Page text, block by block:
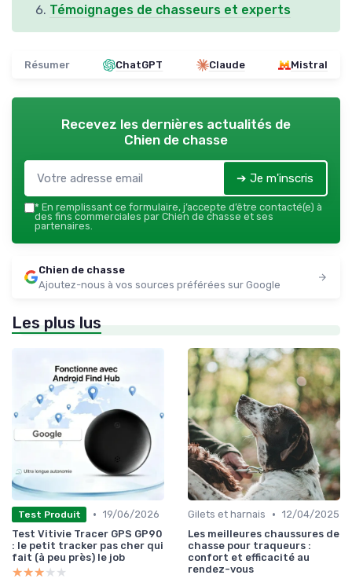
Témoignages de chasseurs et experts
Résumer ChatGPT Claude Mistral
Recevez les dernières actualités de
Chien de chasse
➔ Je m'inscris
* En remplissant ce formulaire, j’accepte d’être contacté(e) à
des fins commerciales par Chien de chasse et ses
partenaires.
Chien de chasse
Ajoutez-nous à vos sources préférées sur Google
Les plus lus
Test Produit • 19/06/2026
Test Vitivie Tracer GPS GP90
: le petit tracker pas cher qui
fait (à peu près) le job
★★★★★
★★★★★
Gilets et harnais • 12/04/2025
Les meilleures chaussures de
chasse pour traqueurs :
confort et efficacité au
rendez-vous